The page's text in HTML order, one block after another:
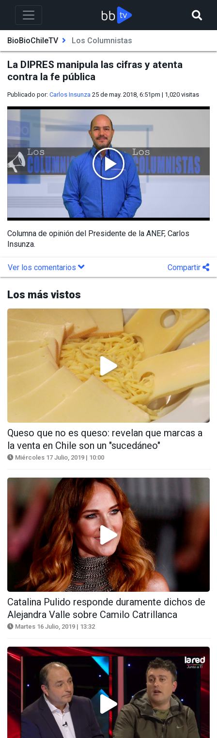
BioBioChileTV Los Columnistas
La DIPRES manipula las cifras y atenta
contra la fe pública
Publicado por: Carlos Insunza 25 de may. 2018, 6:51pm | 1,020 visitas
Columna de opinión del Presidente de la ANEF, Carlos
Insunza.
Ver los comentarios Compartir
Los más vistos
Queso que no es queso: revelan que marcas a
la venta en Chile son un "sucedáneo"
Miércoles 17 Julio, 2019 | 10:00
Catalina Pulido responde duramente dichos de
Alejandra Valle sobre Camilo Catrillanca
Martes 16 Julio, 2019 | 13:32